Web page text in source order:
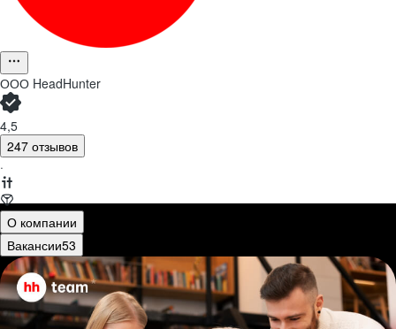
ООО HeadHunter
4,5
247 отзывов
·
О компании
Вакансии53